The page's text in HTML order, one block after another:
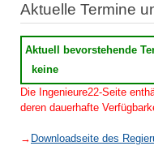
Aktuelle Termine
Aktuell bevorstehende
keine
Die Ingenieure22-Seite
deren dauerhafte
→ Downloadseite des